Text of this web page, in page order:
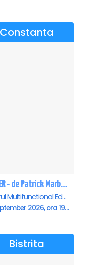
Constanta
CLOSER - de Patrick Marber - Premiera - Constanta
Centrul Multifunctional Educativ pentru Tineret Jean Constantin, Constanta
22 September 2026, ora 19:00
Bistrita